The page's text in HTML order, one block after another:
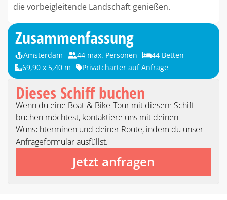
die vorbeigleitende Landschaft genießen.
Zusammenfassung
Amsterdam 44 max. Personen
44 Betten
69,90 x 5,40 m
Privatcharter auf Anfrage
Dieses Schiff buchen
Wenn du eine Boat-&-Bike-Tour mit diesem Schiff
buchen möchtest, kontaktiere uns mit deinen
Wunschterminen und deiner Route, indem du unser
Anfrageformular ausfüllst.
Jetzt anfragen